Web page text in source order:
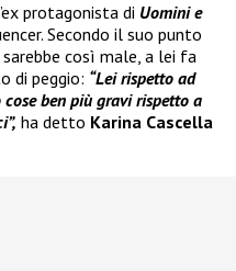
protagonista di Uomini e
Secondo il suo punto
così male, a lei fa
di peggio: “Lei rispetto ad
ben più gravi rispetto a
ha detto Karina Cascella